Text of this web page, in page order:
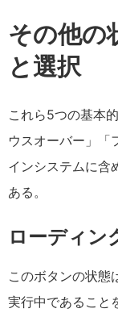
その他の
と選択
これら5つの基本
ウスオーバー」「
インシステムに含
ある。
ローディン
このボタンの状態
実行中であること